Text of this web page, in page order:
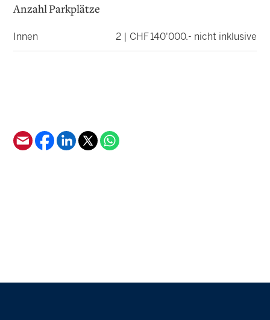
Anzahl Parkplätze
Innen 2 | CHF 140'000.- nicht inklusive